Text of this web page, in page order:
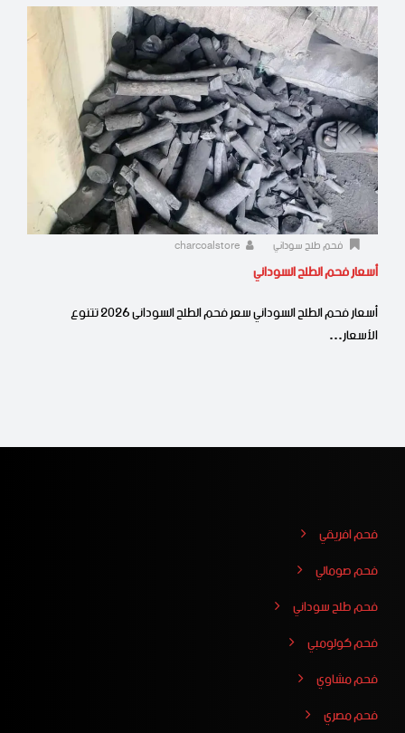
فحم طلح سوداني
أسعار فحم الطلح السوداني
أسعار فحم الطلح السوداني سعر فحم الطلح السودانى 2026 تتنوع
الأسعار…
فحم افريقي
فحم صومالي
فحم طلح سوداني
فحم كولومبي
فحم مشاوي
فحم مصري